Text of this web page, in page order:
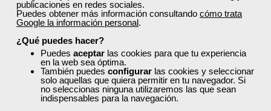
publicaciones en redes sociales.
Puedes obtener más información consultando cómo trata
Google la información personal.
¿Qué puedes hacer?
Puedes aceptar las cookies para que tu experiencia
en la web sea óptima.
También puedes configurar las cookies y seleccionar
solo aquellas que quiera permitir en tu navegador. Si
no seleccionas ninguna utilizaremos las que sean
indispensables para la navegación.
Cursos Femxa
Dirigir equipos de trabajo en
entornos virtuales
Curso Gratuito
30 horas